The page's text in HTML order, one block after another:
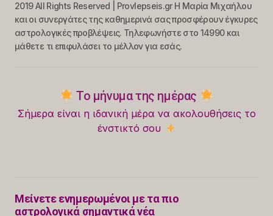
2019 All Rights Reserved | Provlepseis.gr Η Μαρία Μιχαήλου
και οι συνεργάτες της καθημερινά σας προσφέρουν έγκυρες
αστρολογικές προβλέψεις. Τηλεφωνήστε στο 14990 και
μάθετε τι επιφυλάσει το μέλλον για εσάς.
Το μήνυμα της ημέρας
Σήμερα είναι η ιδανική μέρα να ακολουθήσεις το
ένστικτό σου
Μείνετε ενημερωμένοι με τα πιο
αστρολογικά σημαντικά νέα